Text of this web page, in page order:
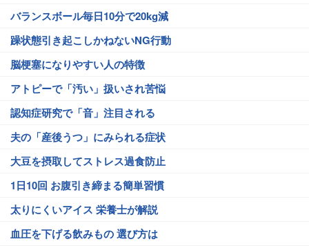
バランスボール毎日10分で20kg減
躁状態引き起こしかねないNG行動
脳梗塞になりやすい人の特徴
アトピーで「汚い」扱いされ苦悩
認知症研究で「音」注目される
夫の「産後うつ」にみられる症状
大豆を摂取してストレス過食防止
1日10回 お腹引き締まる簡単習慣
太りにくいアイス 栄養士が解説
血圧を下げる飲みもの 選び方は